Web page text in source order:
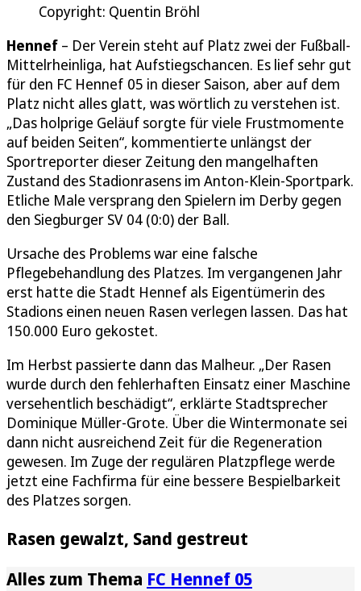
Copyright: Quentin Bröhl
Hennef – Der Verein steht auf Platz zwei der Fußball-
Mittelrheinliga, hat Aufstiegschancen. Es lief sehr gut
für den FC Hennef 05 in dieser Saison, aber auf dem
Platz nicht alles glatt, was wörtlich zu verstehen ist.
„Das holprige Geläuf sorgte für viele Frustmomente
auf beiden Seiten“, kommentierte unlängst der
Sportreporter dieser Zeitung den mangelhaften
Zustand des Stadionrasens im Anton-Klein-Sportpark.
Etliche Male versprang den Spielern im Derby gegen
den Siegburger SV 04 (0:0) der Ball.
Ursache des Problems war eine falsche
Pflegebehandlung des Platzes. Im vergangenen Jahr
erst hatte die Stadt Hennef als Eigentümerin des
Stadions einen neuen Rasen verlegen lassen. Das hat
150.000 Euro gekostet.
Im Herbst passierte dann das Malheur. „Der Rasen
wurde durch den fehlerhaften Einsatz einer Maschine
versehentlich beschädigt“, erklärte Stadtsprecher
Dominique Müller-Grote. Über die Wintermonate sei
dann nicht ausreichend Zeit für die Regeneration
gewesen. Im Zuge der regulären Platzpflege werde
jetzt eine Fachfirma für eine bessere Bespielbarkeit
des Platzes sorgen.
Rasen gewalzt, Sand gestreut
Alles zum Thema FC Hennef 05